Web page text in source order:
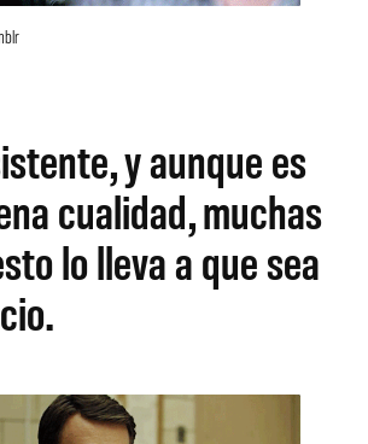
y aunque es
cualidad, muchas
lo lleva a que sea